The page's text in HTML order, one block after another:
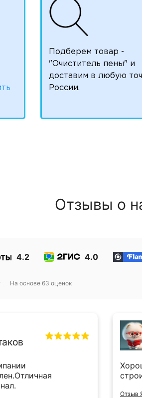
Подберем товар -
"Очиститель пены" и
доставим в любую
России.
Отзывы о
4.2 4.0
На основе 63 оценок
Отзыв